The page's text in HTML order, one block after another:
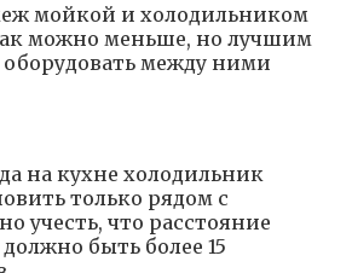
мойкой и холодильником
можно меньше, но лучшим
между ними
на кухне холодильник
только рядом с
учесть, что расстояние
быть более 15